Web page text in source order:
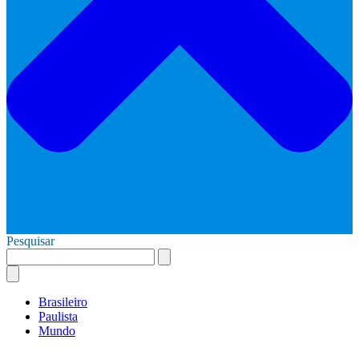
Pesquisar
Brasileiro
Paulista
Mundo